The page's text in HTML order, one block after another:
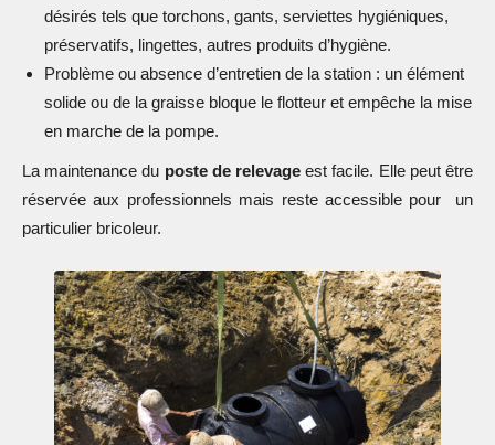
désirés tels que torchons, gants, serviettes hygiéniques,
préservatifs, lingettes, autres produits d’hygiène.
Problème ou absence d’entretien de la station : un élément
solide ou de la graisse bloque le flotteur et empêche la mise
en marche de la pompe.
La maintenance du poste de relevage est facile. Elle peut être
réservée aux professionnels mais reste accessible pour un
particulier bricoleur.